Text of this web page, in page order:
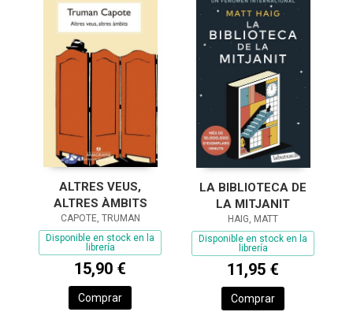
ALTRES VEUS,
ALTRES ÀMBITS
CAPOTE, TRUMAN
Disponible en stock en la
librería
15,90 €
Comprar
LA BIBLIOTECA DE
LA MITJANIT
HAIG, MATT
Disponible en stock en la
librería
11,95 €
Comprar